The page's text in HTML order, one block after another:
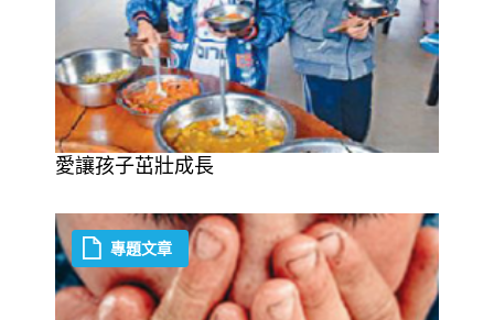
愛讓孩子茁壯成長
專題文章